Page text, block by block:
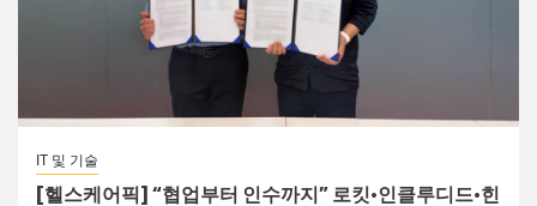
IT 및 기술
[헬스케어픽] “협업부터 인수까지” 로킷·인클루디드·힌